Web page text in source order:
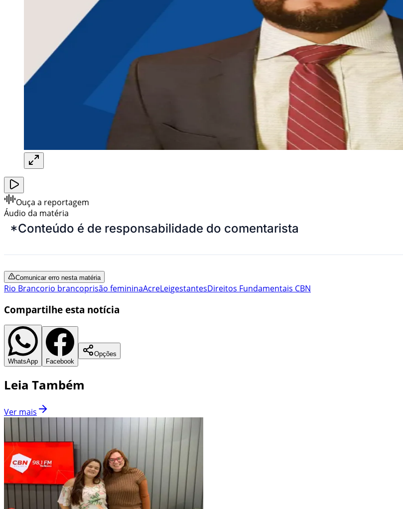
Ouça a reportagem
Áudio da matéria
*Conteúdo é de responsabilidade do comentarista
Comunicar erro nesta matéria
Rio Brancorio brancoprisão femininaAcreLeigestantesDireitos Fundamentais CBN
Compartilhe esta notícia
WhatsApp Facebook
Opções
Leia Também
Ver mais